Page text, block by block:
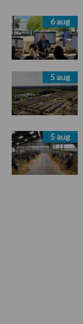
6 aug
5 aug
5 aug